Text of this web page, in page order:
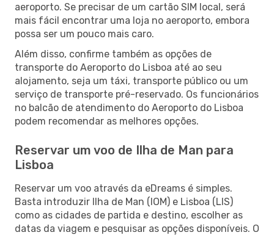
aeroporto. Se precisar de um cartão SIM local, será
mais fácil encontrar uma loja no aeroporto, embora
possa ser um pouco mais caro.
Além disso, confirme também as opções de
transporte do Aeroporto do Lisboa até ao seu
alojamento, seja um táxi, transporte público ou um
serviço de transporte pré-reservado. Os funcionários
no balcão de atendimento do Aeroporto do Lisboa
podem recomendar as melhores opções.
Reservar um voo de Ilha de Man para
Lisboa
Reservar um voo através da eDreams é simples.
Basta introduzir Ilha de Man (IOM) e Lisboa (LIS)
como as cidades de partida e destino, escolher as
datas da viagem e pesquisar as opções disponíveis. O